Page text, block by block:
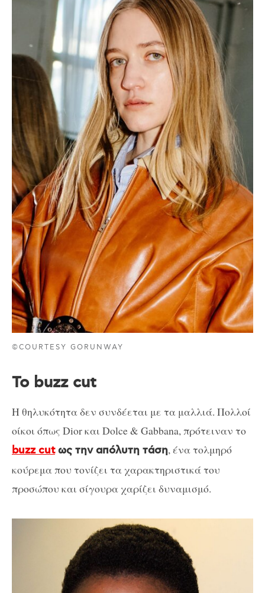
©COURTESY GORUNWAY
Το buzz cut
Η θηλυκότητα δεν συνδέεται με τα μαλλιά. Πολλοί
οίκοι όπως Dior και Dolce & Gabbana, πρότειναν το
buzz cutως την απόλυτη τάση, ένα τολμηρό
κούρεμα που τονίζει τα χαρακτηριστικά του
προσώπου και σίγουρα χαρίζει δυναμισμό.